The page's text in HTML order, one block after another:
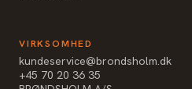
VIRKSOMHED
kundeservice@brondsholm.dk
+45 70 20 36 35